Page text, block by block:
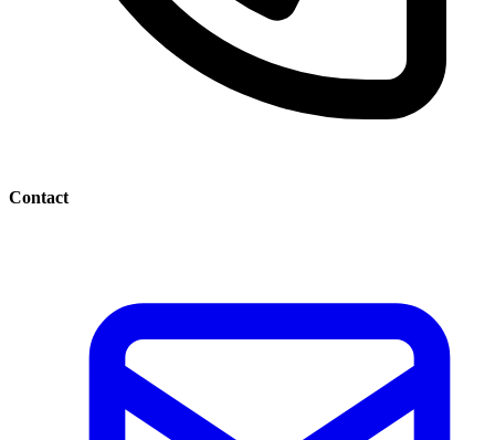
Contact